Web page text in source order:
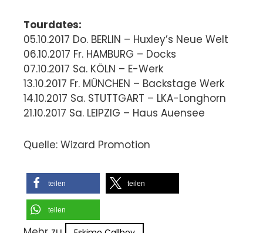
Tourdates:
05.10.2017 Do. BERLIN – Huxley’s Neue Welt
06.10.2017 Fr. HAMBURG – Docks
07.10.2017 Sa. KÖLN – E-Werk
13.10.2017 Fr. MÜNCHEN – Backstage Werk
14.10.2017 Sa. STUTTGART – LKA-Longhorn
21.10.2017 Sa. LEIPZIG – Haus Auensee
Quelle: Wizard Promotion
teilen teilen
teilen